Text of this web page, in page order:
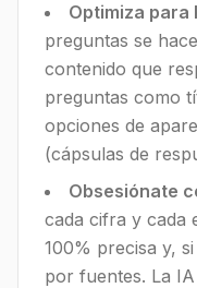
Optimiza para
preguntas se
contenido que
preguntas como
opciones de
(cápsulas de
Obsesiónate
cada cifra y cada
100% precisa y,
por fuentes. La